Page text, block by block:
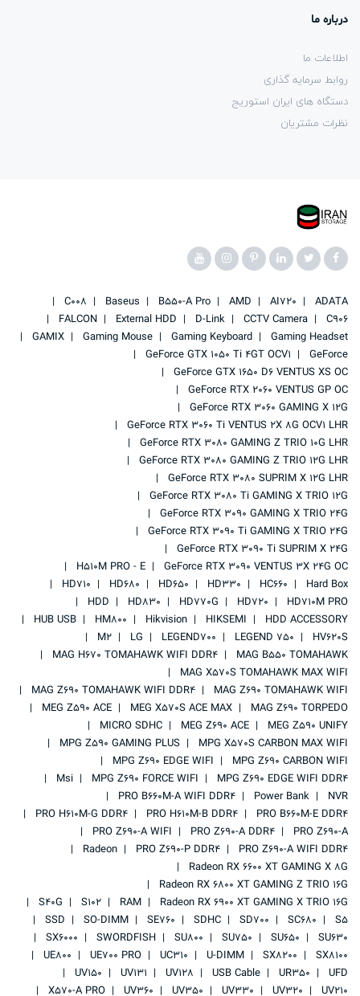
درباره ما
اطلاعات ما
روابط سرمایه گذاری
دستگاه های ایران استوریج
نظرات مشتریان
ADATA
AI720
AMD
B550-A Pro
Baseus
C008
C906
CCTV Camera
D-Link
External HDD
FALCON
Gaming Headset
Gaming Keyboard
Gaming Mouse
GAMIX
GeForce
GeForce GTX 1050 Ti 4GT OCV1
GeForce GTX 1650 D6 VENTUS XS OC
GeForce RTX 2060 VENTUS GP OC
GeForce RTX 3060 GAMING X 12G
GeForce RTX 3060 Ti VENTUS 2X 8G OCV1 LHR
GeForce RTX 3080 GAMING Z TRIO 10G LHR
GeForce RTX 3080 GAMING Z TRIO 12G LHR
GeForce RTX 3080 SUPRIM X 12G LHR
GeForce RTX 3080 Ti GAMING X TRIO 12G
GeForce RTX 3090 GAMING X TRIO 24G
GeForce RTX 3090 Ti GAMING X TRIO 24G
GeForce RTX 3090 Ti SUPRIM X 24G
GeForce RTX 3090 VENTUS 3X 24G OC
H510M PRO - E
Hard Box
HC660
HD330
HD650
HD680
HD710
HD710M PRO
HD720
HD770G
HD830
HDD
HDD ACCESSORY
HIKSEMI
Hikvision
HM800
HUB USB
HV620S
LEGEND 750
LEGEND700
LG
M2
MAG B550 TOMAHAWK
MAG H670 TOMAHAWK WIFI DDR4
MAG X570S TOMAHAWK MAX WIFI
MAG Z690 TOMAHAWK WIFI
MAG Z690 TOMAHAWK WIFI DDR4
MAG Z690 TORPEDO
MEG X570S ACE MAX
MEG Z590 ACE
MEG Z590 UNIFY
MEG Z690 ACE
MICRO SDHC
MPG X570S CARBON MAX WIFI
MPG Z590 GAMING PLUS
MPG Z690 CARBON WIFI
MPG Z690 EDGE WIFI
MPG Z690 EDGE WIFI DDR4
MPG Z690 FORCE WIFI
Msi
NVR
Power Bank
PRO B660M-A WIFI DDR4
PRO B660M-E DDR4
PRO H610M-B DDR4
PRO H610M-G DDR4
PRO Z690-A
PRO Z690-A DDR4
PRO Z690-A WIFI
PRO Z690-A WIFI DDR4
PRO Z690-P DDR4
Radeon
Radeon RX 6600 XT GAMING X 8G
Radeon RX 6800 XT GAMING Z TRIO 16G
Radeon RX 6900 XT GAMING X TRIO 16G
RAM
S102
S40G
S5
SC680
SD700
SDHC
SE760
SO-DIMM
SSD
SU630
SU650
SU750
SU800
SWORDFISH
SX6000
SX8100
SX8200
U-DIMM
UC310
UE700 PRO
UE800
UFD
UR350
USB Cable
UV128
UV131
UV150
UV210
UV320
UV330
UV350
UV360
X570-A PRO